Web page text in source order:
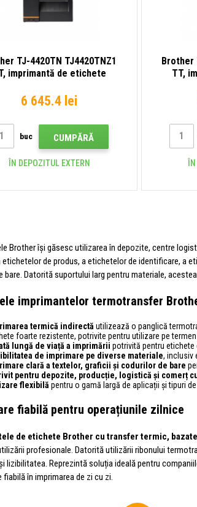
TJ-4420TN TJ4420TNZ1
imprimantă de etichete
6 645.4 lei
buc CUMPĂRĂ
ÎN DEPOZITUL EXTERN
Brother
TT,
Brother își găsesc utilizarea în depozite, centre
etichetelor de produs, a etichetelor de identificare, a
bare. Datorită suportului larg pentru materiale,
imprimantelor termotransfer
termică indirectă utilizează o panglică
foarte rezistente, potrivite pentru utilizare pe
lungă de viață a imprimării potrivită pentru etichete
de imprimare pe diverse materiale, inclusiv
clară a textelor, graficii și codurilor de bare
pentru depozite, producție, logistică și comerț
flexibilă pentru o gamă largă de aplicații și tipuri de
fiabilă pentru operațiunile zilnice
de etichete Brother cu transfer termic,
profesionale. Datorită utilizării ribonului
lizibilitatea. Reprezintă soluția ideală pentru
în imprimarea de zi cu zi.